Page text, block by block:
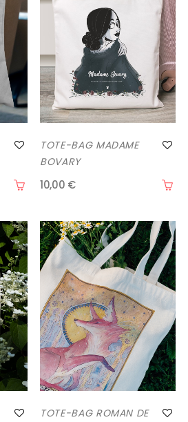
TOTE-BAG MADAME
BOVARY
10,00 €
TOTE-BAG ROMAN DE